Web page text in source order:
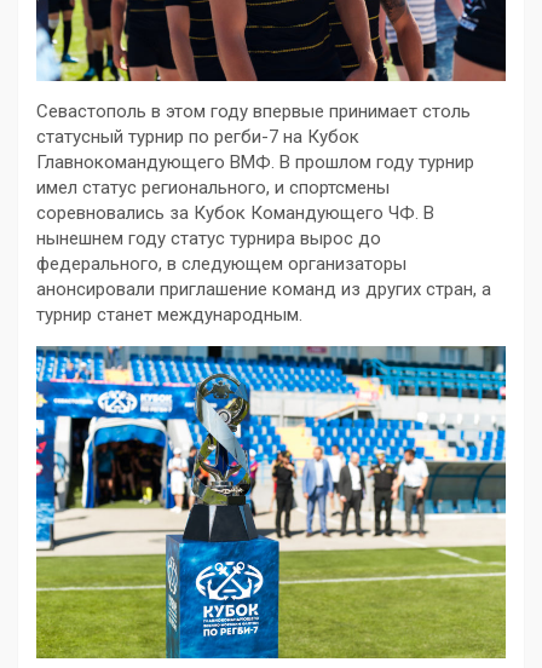
Севастополь в этом году впервые принимает столь
статусный турнир по регби-7 на Кубок
Главнокомандующего ВМФ. В прошлом году турнир
имел статус регионального, и спортсмены
соревновались за Кубок Командующего ЧФ. В
нынешнем году статус турнира вырос до
федерального, в следующем организаторы
анонсировали приглашение команд из других стран, а
турнир станет международным.